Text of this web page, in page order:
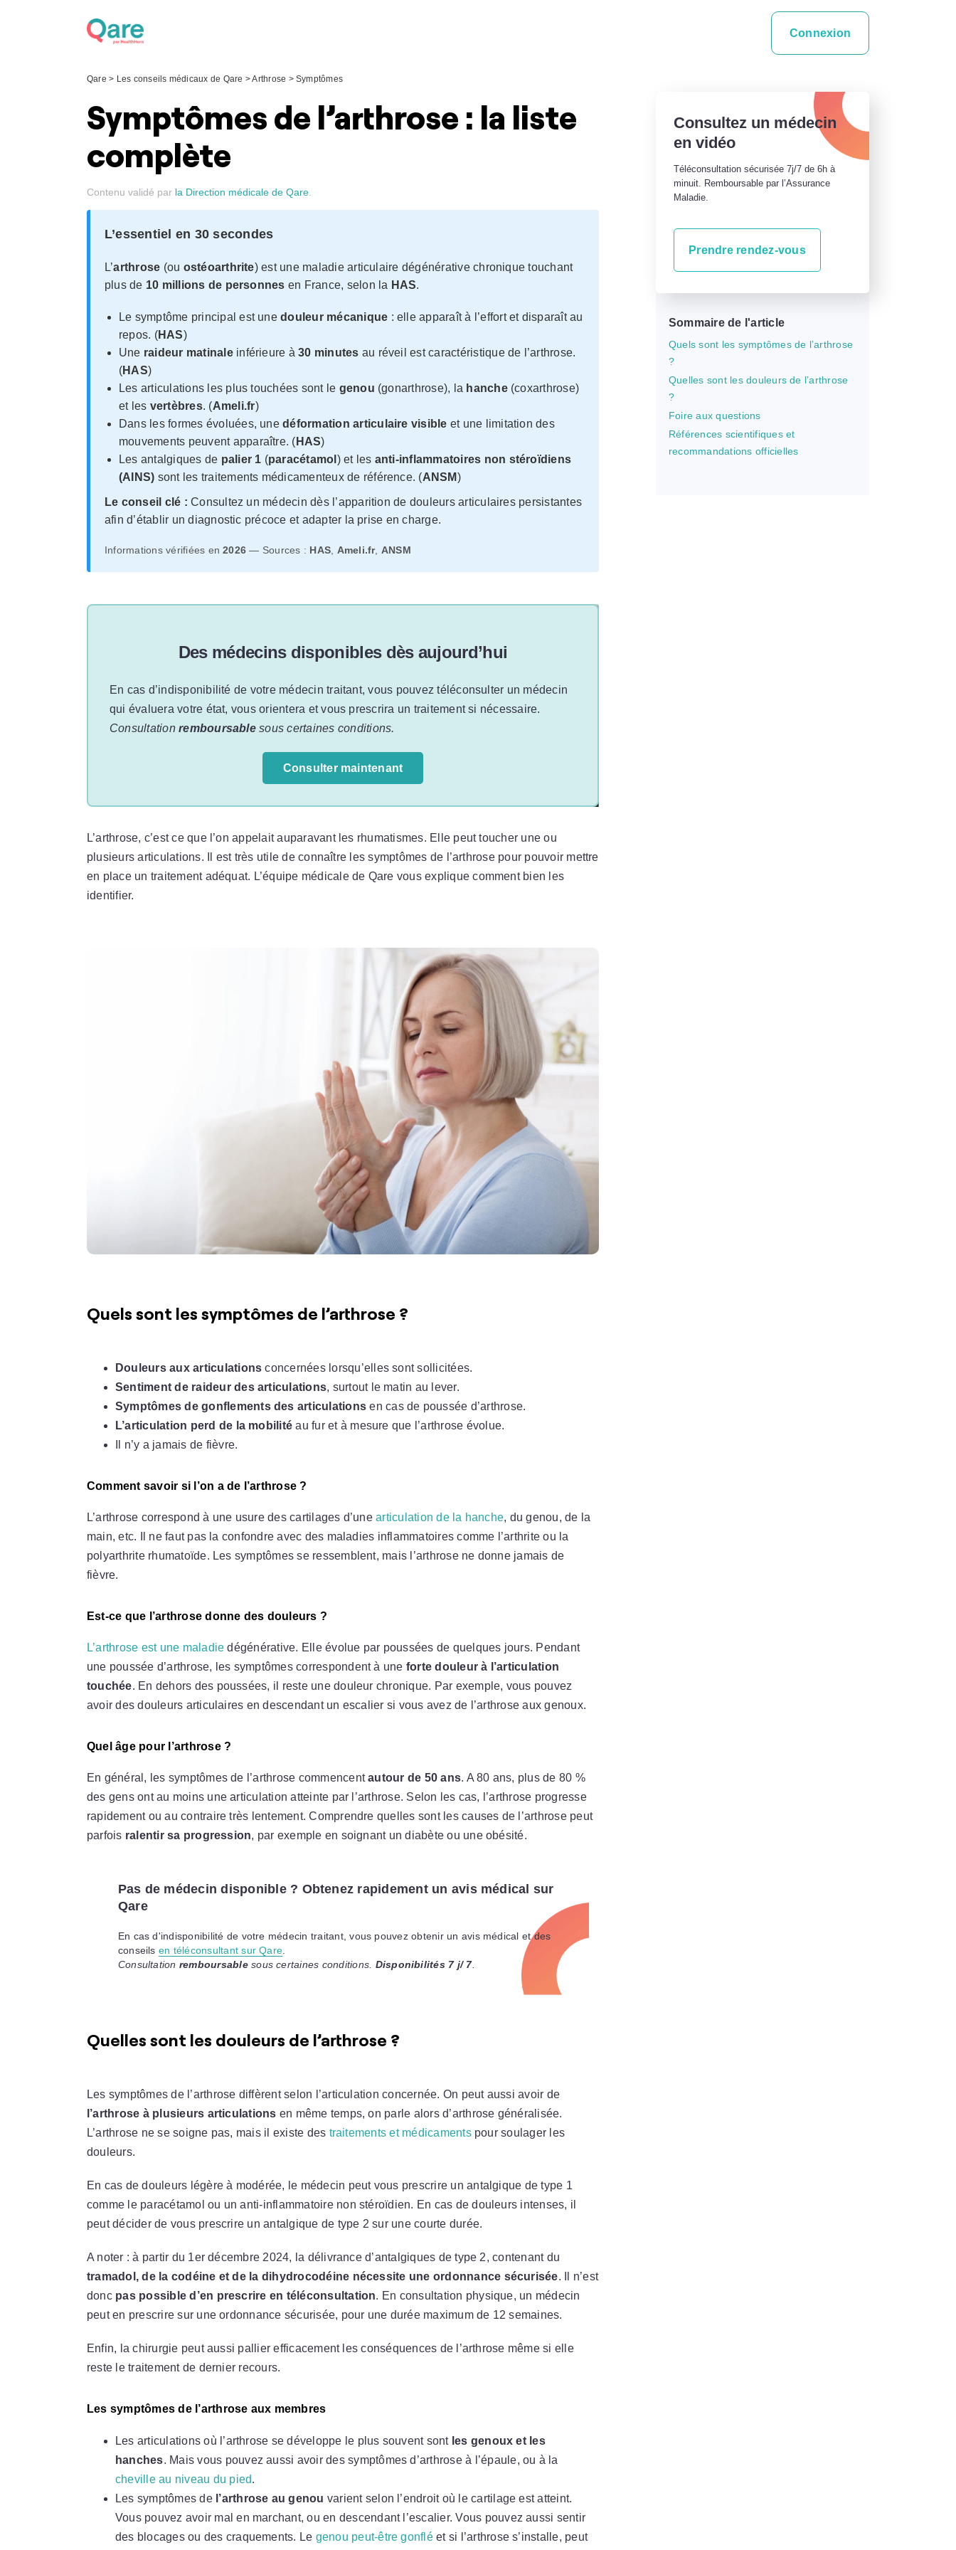
Connexion
Qare > Les conseils médicaux de Qare >Arthrose >Symptômes
Symptômes de l’arthrose : la liste
complète
Contenu validé par la Direction médicale de Qare.
L’essentiel en 30 secondes
L’arthrose (ou ostéoarthrite) est une maladie articulaire dégénérative chronique touchant
plus de 10 millions de personnes en France, selon la HAS.
Le symptôme principal est unedouleur mécanique : elle apparaît à l’effort et disparaît au
repos. (HAS)
Une raideur matinaleinférieure à30 minutes au réveil est caractéristique de l’arthrose.
(HAS)
Les articulations les plus touchées sont le genou (gonarthrose), la hanche(coxarthrose)
et les vertèbres. (Ameli.fr)
Dans les formes évoluées, unedéformation articulaire visible et une limitation des
mouvements peuvent apparaître. ( HAS)
Les antalgiques de palier 1 (paracétamol ) et les anti-inflammatoires non stéroïdiens
(AINS) sont les traitements médicamenteux de référence. (ANSM)
Le conseil clé : Consultez un médecin dès l’apparition de douleurs articulaires persistantes
afin d’établir un diagnostic précoce et adapter la prise en charge.
Informations vérifiées en2026 — Sources : HAS, Ameli.fr, ANSM
Des médecins disponibles dès aujourd’hui
En cas d’indisponibilité de votre médecin traitant, vous pouvez téléconsulter un médecin
qui évaluera votre état, vous orientera et vous prescrira un traitement si nécessaire.
Consultationremboursablesous certaines conditions.
Consulter maintenant
L’arthrose, c’est ce que l’on appelait auparavant les rhumatismes. Elle peut toucher une ou
plusieurs articulations. Il est très utile de connaître les symptômes de l’arthrose pour pouvoir mettre
en place un traitement adéquat. L’équipe médicale de Qare vous explique comment bien les
identifier.
Quels sont les symptômes de l’arthrose ?
Douleurs aux articulations concernées lorsqu’elles sont sollicitées.
Sentiment de raideur des articulations, surtout le matin au lever.
Symptômes de gonflements des articulations en cas de poussée d’arthrose.
L’articulation perd de la mobilité au fur et à mesure que l’arthrose évolue.
Il n’y a jamais de fièvre.
Comment savoir si l’on a de l’arthrose ?
L’arthrose correspond à une usure des cartilages d’unearticulation de la hanche, du genou, de la
main, etc. Il ne faut pas la confondre avec des maladies inflammatoires comme l’arthrite ou la
polyarthrite rhumatoïde. Les symptômes se ressemblent, mais l’arthrose ne donne jamais de
fièvre.
Est-ce que l’arthrose donne des douleurs ?
L’arthrose est une maladie dégénérative. Elle évolue par poussées de quelques jours. Pendant
une poussée d’arthrose, les symptômes correspondent à une forte douleur à l’articulation
touchée. En dehors des poussées, il reste une douleur chronique. Par exemple, vous pouvez
avoir des douleurs articulaires en descendant un escalier si vous avez de l’arthrose aux genoux.
Quel âge pour l’arthrose ?
En général, les symptômes de l’arthrose commencentautour de 50 ans. A 80 ans, plus de 80 %
des gens ont au moins une articulation atteinte par l’arthrose. Selon les cas, l’arthrose progresse
rapidement ou au contraire très lentement. Comprendre quelles sont les causes de l’arthrose peut
parfois ralentir sa progression, par exemple en soignant un diabète ou une obésité.
Pas de médecin disponible ? Obtenez rapidement un avis médical sur
Qare
En cas d'indisponibilité de votre médecin traitant, vous pouvez obtenir un avis médical et des
conseils en téléconsultant sur Qare
Consultation remboursablesous certaines conditions. Disponibilités 7 j/ 7.
Quelles sont les douleurs de l’arthrose ?
Les symptômes de l’arthrose diffèrent selon l’articulation concernée. On peut aussi avoir de
l’arthrose à plusieurs articulations en même temps, on parle alors d’arthrose généralisée.
L’arthrose ne se soigne pas, mais il existe des traitements et médicamentspour soulager les
douleurs.
En cas de douleurs légère à modérée, le médecin peut vous prescrire un antalgique de type 1
comme le paracétamol ou un anti-inflammatoire non stéroïdien. En cas de douleurs intenses, il
peut décider de vous prescrire un antalgique de type 2 sur une courte durée.
A noter : à partir du 1er décembre 2024, la délivrance d’antalgiques de type 2, contenant du
tramadol, de la codéine et de la dihydrocodéine nécessite une ordonnance sécurisée. Il n’est
donc pas possible d’en prescrire en téléconsultation. En consultation physique, un médecin
peut en prescrire sur une ordonnance sécurisée, pour une durée maximum de 12 semaines.
Enfin, la chirurgie peut aussi pallier efficacement les conséquences de l’arthrose même si elle
reste le traitement de dernier recours.
Les symptômes de l’arthrose aux membres
Les articulations où l’arthrose se développe le plus souvent sont les genoux et les
hanches. Mais vous pouvez aussi avoir des symptômes d’arthrose à l’épaule, ou à la
cheville au niveau du pied.
Les symptômes de l’arthrose au genou varient selon l’endroit où le cartilage est atteint.
Vous pouvez avoir mal en marchant, ou en descendant l’escalier. Vous pouvez aussi sentir
des blocages ou des craquements. Le genou peut-être gonfléet si l’arthrose s’installe, peut
Consultez un médecin
en vidéo
Téléconsultation sécurisée 7j/7 de 6h à
minuit. Remboursable par l’Assurance
Maladie.
Prendre rendez-vous
Sommaire de l'article
Quels sont les symptômes de l’arthrose
?
Quelles sont les douleurs de l’arthrose
?
Foire aux questions
Références scientifiques et
recommandations officielles